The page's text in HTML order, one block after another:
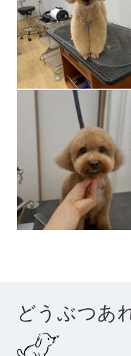
どうぶつあ